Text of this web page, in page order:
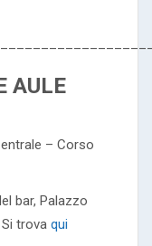
AULE
– Corso
bar, Palazzo
trova qui